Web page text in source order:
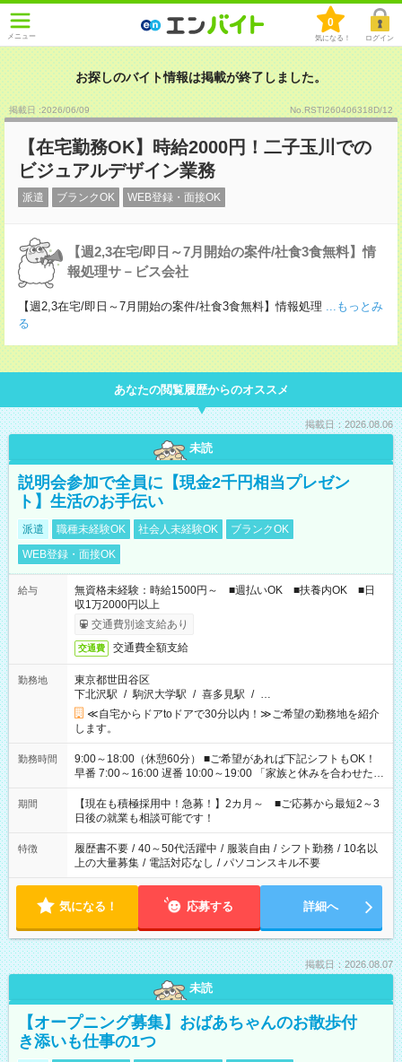
メニュー
0
気になる！ ログイン
お探しのバイト情報は掲載が終了しました。
掲載日 :2026/06/09 No.RSTI260406318D/12
【在宅勤務OK】時給2000円！二子玉川での
ビジュアルデザイン業務
派遣 ブランクOK WEB登録・面接OK
【週2,3在宅/即日～7月開始の案件/社食3食無料】情
報処理サ－ビス会社
【週2,3在宅/即日～7月開始の案件/社食3食無料】情報処理 ...もっとみ
る
あなたの閲覧履歴からのオススメ
掲載日：2026.08.06
未読
説明会参加で全員に【現金2千円相当プレゼン
ト】生活のお手伝い
派遣 職種未経験OK 社会人未経験OK
ブランクOK
WEB登録・面接OK
給与
無資格未経験：時給1500円～ ■週払いOK ■扶養内OK ■日
収1万2000円以上
交通費別途支給あり
交通費 交通費全額支給
勤務地
東京都世田谷区
下北沢駅 / 駒沢大学駅 / 喜多見駅 / …
≪自宅からドアtoドアで30分以内！≫ご希望の勤務地を紹介
します。
勤務時間
9:00～18:00（休憩60分） ■ご希望があれば下記シフトもOK！
早番 7:00～16:00 遅番 10:00～19:00 「家族と休みを合わせた
い」 「余裕を持って夕飯の準備がしたい」 「できれば残業はし
たくない」 など、ご希望を教えてくださいね。 ※Wワーク希望
の方へ 今ご覧のお仕事で希望する勤務時間と、もう1つのお仕事
の勤務時間。 合計で週40時間を超える場合は応募できません。
期間
【現在も積極採用中！急募！】2カ月～ ■ご応募から最短2～3
日後の就業も相談可能です！
特徴 履歴書不要 / 40～50代活躍中 / 服装自由 / シフト勤務 / 10名以
上の大量募集 / 電話対応なし / パソコンスキル不要
気になる！ 応募する 詳細へ
掲載日：2026.08.07
未読
【オープニング募集】おばあちゃんのお散歩付
き添いも仕事の1つ